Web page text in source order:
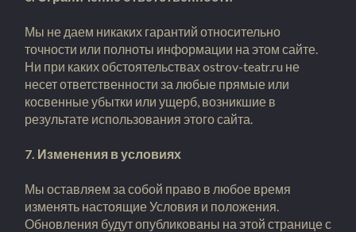
Мы не даем никаких гарантий относительно
точности или полноты информации на этом сайте.
Ни при каких обстоятельствах ostrov-teatr.ru не
несет ответственности за любые прямые или
косвенные убытки или ущерб, возникшие в
результате использования этого сайта.
7. Изменения в условиях
Мы оставляем за собой право в любое время
изменять настоящие Условия и положения.
Обновления будут опубликованы на этой странице с